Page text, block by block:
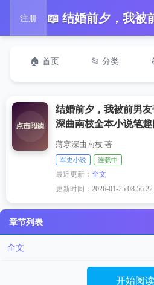
注册
🏠 首页 📂 分类
结婚前夕，我被前男
深曲南枝全本小说笔趣
薄寒深曲南枝 著
军史小说 连载中
最近更新：全文
更新时间：2026-01-25 08:56:22
章节列表
全文
开始阅读